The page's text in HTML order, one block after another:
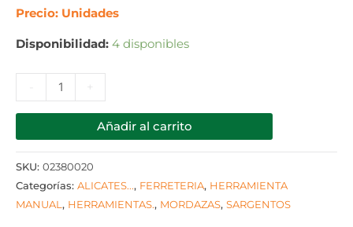
Precio: Unidades
Disponibilidad: 4 disponibles
+
Añadir al carrito
SKU: 02380020
Categorías: ALICATES..., FERRETERIA, HERRAMIENTA
MANUAL , HERRAMIENTAS., MORDAZAS, SARGENTOS